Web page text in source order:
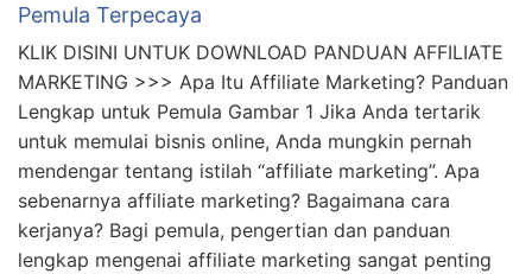
Pemula Terpecaya
KLIK DISINI UNTUK DOWNLOAD PANDUAN AFFILIATE
MARKETING >>> Apa Itu Affiliate Marketing? Panduan
Lengkap untuk Pemula Gambar 1 Jika Anda tertarik
untuk memulai bisnis online, Anda mungkin pernah
mendengar tentang istilah “affiliate marketing”. Apa
sebenarnya affiliate marketing? Bagaimana cara
kerjanya? Bagi pemula, pengertian dan panduan
lengkap mengenai affiliate marketing sangat penting